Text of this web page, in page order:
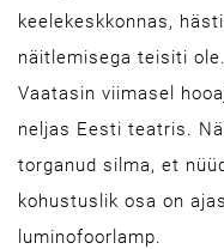
keelekeskkonnas,
näitlemisega teisiti ole.
Vaatasin viimasel
neljas Eesti teatris.
torganud silma, et
kohustuslik osa on
luminofoorlamp.